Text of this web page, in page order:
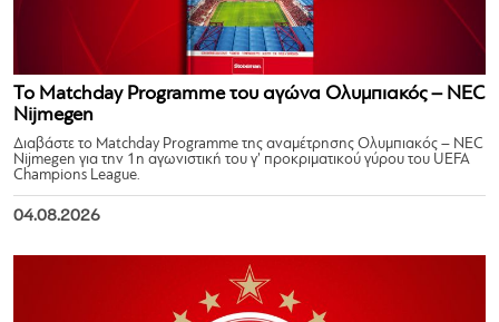
Το Matchday Programme του αγώνα Ολυμπιακός – NEC
Nijmegen
Διαβάστε το Matchday Programme της αναμέτρησης Ολυμπιακός – NEC
Nijmegen για την 1η αγωνιστική του γ’ προκριματικού γύρου του UEFA
Champions League.
04.08.2026